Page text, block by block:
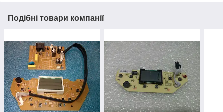
Подібні товари компанії